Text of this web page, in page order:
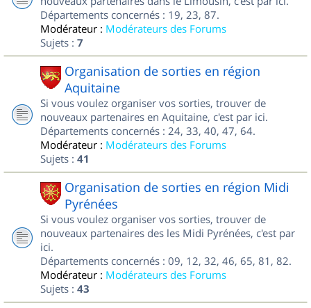
Départements concernés : 19, 23, 87.
Modérateur : Modérateurs des Forums
Sujets : 7
Organisation de sorties en région
Aquitaine
Si vous voulez organiser vos sorties, trouver de
nouveaux partenaires en Aquitaine, c'est par ici.
Départements concernés : 24, 33, 40, 47, 64.
Modérateur : Modérateurs des Forums
Sujets : 41
Organisation de sorties en région Midi
Pyrénées
Si vous voulez organiser vos sorties, trouver de
nouveaux partenaires des les Midi Pyrénées, c'est par
ici.
Départements concernés : 09, 12, 32, 46, 65, 81, 82.
Modérateur : Modérateurs des Forums
Sujets : 43